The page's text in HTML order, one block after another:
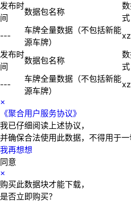
发布时
间
数据包名称
式
---
车牌全量数据（不包括新能
源车牌）
xz
发布时
间
数据包名称
式
---
车牌全量数据（不包括新能
源车牌）
xz
×
《聚合用户服务协议》
我已仔细阅读上述协议，
并确保合法使用此数据，不得用于
我再想想
同意
×
购买此数据块才能下载，
是否立即购买？